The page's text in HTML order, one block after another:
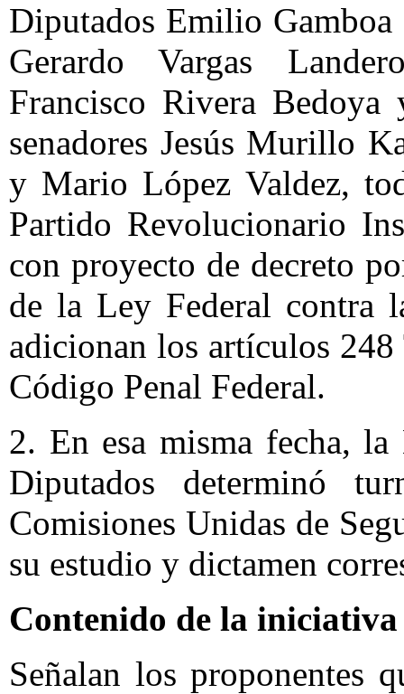
Diputados Emilio Gamboa
Gerardo Vargas
Francisco Rivera
senadores Jesús Murillo
y Mario López Valdez,
Partido Revolucionario
con proyecto de decreto
de la Ley Federal contra
adicionan los artículos
Código Penal Federal.
2. En esa misma fecha,
Diputados determinó
Comisiones Unidas de
su estudio y dictamen
Contenido de la iniciativa
Señalan los proponentes